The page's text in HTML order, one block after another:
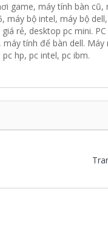
game, máy tính bàn
bộ intel, máy bộ
rẻ, desktop pc mini.
tính để bàn dell.
pc hp, pc intel, pc ibm.